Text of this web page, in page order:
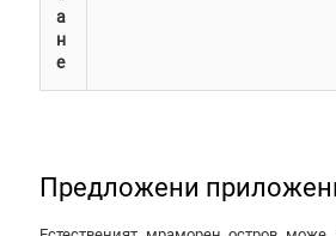
а
н
е
Предложени